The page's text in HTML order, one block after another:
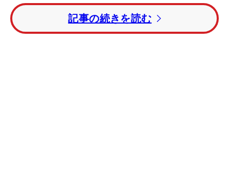
首位と1打差の2位タイでスタートしたコは2番か
ら3連続バーディで早々に首位をとらえると6番、8
記事の続きを読む